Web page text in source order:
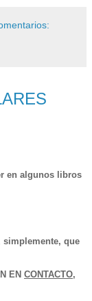
en algunos libros
simplemente, que
EN CONTACTO,